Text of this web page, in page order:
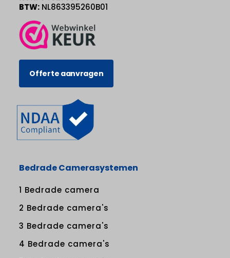
BTW: NL863395260B01
Offerte aanvragen
Bedrade Camerasystemen
1 Bedrade camera
2 Bedrade camera's
3 Bedrade camera's
4 Bedrade camera's